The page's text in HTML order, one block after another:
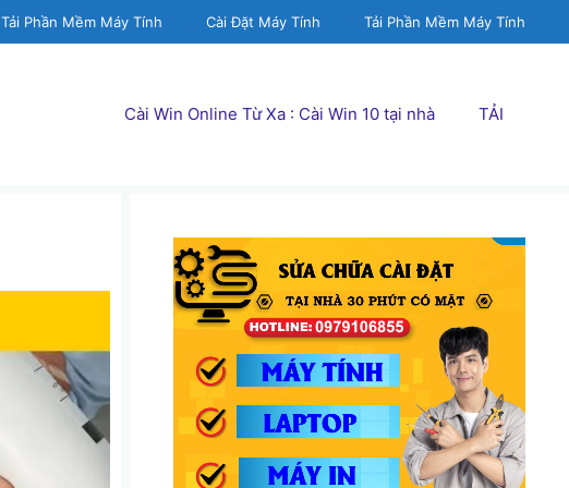
Tải Phần Mềm Máy Tính Cài Đặt Máy Tính Tải Phần Mềm Máy Tính
Cài Win Online Từ Xa : Cài Win 10 tại nhà TẢI